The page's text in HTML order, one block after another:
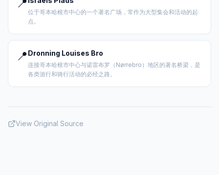
📍
位于哥本哈根市中心的一个著名广场，常作为大型集会和活动的起
点。
📍 Dronning Louises Bro
连接哥本哈根市中心与诺雷布罗（Nørrebro）地区的著名桥梁，是
各类游行和骑行活动的必经之路。
View Original Source